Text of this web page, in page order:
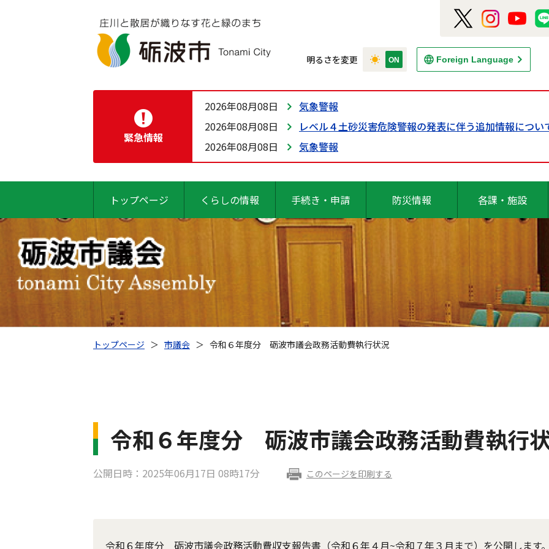
明るさを変更 Foreign Language
緊急情報
2026年08月08日
気象警報
2026年08月08日
レベル４土砂災害危険警報の発表に伴う追加情報につい
2026年08月08日
気象警報
トップページ くらしの情報 手続き・申請 防災情報 各課・施設
トップページ ＞ 市議会 ＞ 令和６年度分 砺波市議会政務活動費執行状況
令和６年度分 砺波市議会政務活動費執行
公開日時：2025年06月17日 08時17分 このページを印刷する
令和６年度分 砺波市議会政務活動費収支報告書（令和６年４月~令和７年３月まで）を公開します